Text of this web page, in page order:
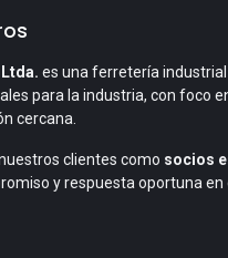
es una ferretería
para la industria, con foco
cercana.
clientes como socios
y respuesta oportuna en